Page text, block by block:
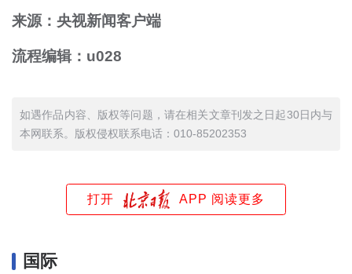
来源：央视新闻客户端
流程编辑：u028
如遇作品内容、版权等问题，请在相关文章刊发之日起30日内与
本网联系。版权侵权联系电话：010-85202353
打开 APP 阅读更多
国际